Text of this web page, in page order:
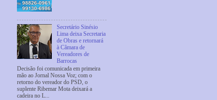
Secretário Sinésio
Lima deixa Secretaria
de Obras e retornará
à Câmara de
Vereadores de
Barrocas
Decisão foi comunicada em primeira
mão ao Jornal Nossa Voz; com o
retorno do vereador do PSD, o
suplente Ribemar Mota deixará a
cadeira no L...